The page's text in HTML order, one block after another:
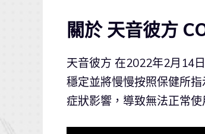
關於 天音彼方
天音彼方 在2022年2月14
穩定並將慢慢按照保健所
症狀影響，導致無法正常